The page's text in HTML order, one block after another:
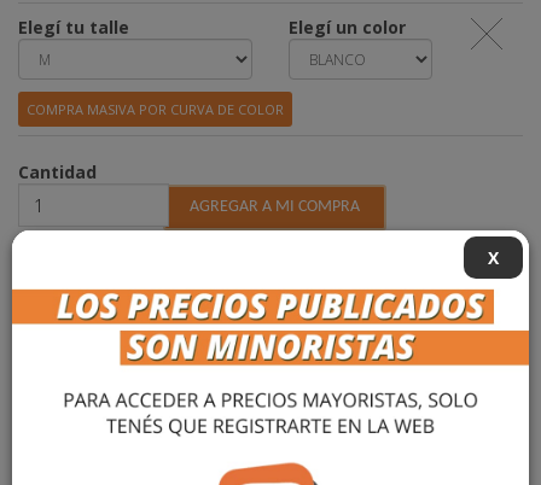
Elegí tu talle Elegí un color
COMPRA MASIVA POR CURVA DE COLOR
Cantidad
DESCRIPCIÓN
X